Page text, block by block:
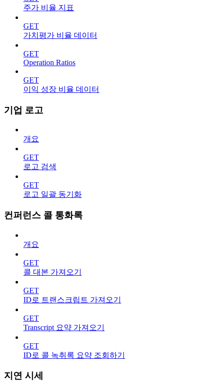
주가 비율 지표
GET
가치평가 비율 데이터
GET
Operation Ratios
GET
이익 성장 비율 데이터
기업 로고
개요
GET
로고 검색
GET
로고 일괄 동기화
컨퍼런스 콜 통화록
개요
GET
콜 대본 가져오기
GET
ID로 트랜스크립트 가져오기
GET
Transcript 요약 가져오기
GET
ID로 콜 녹취록 요약 조회하기
지연 시세